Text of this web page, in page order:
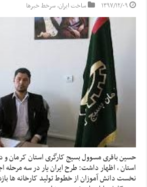
۱۳۹۷/۱۲/۰۹ ساخت ایران,سرخط خبرها
حسین باقری مسوول بسیج کارگری استان کرمان و
استان ، اظهار داشت: طرح ایران یار در سه مرحله
نخست دانش آموزان از خطوط تولید کارخانه ها